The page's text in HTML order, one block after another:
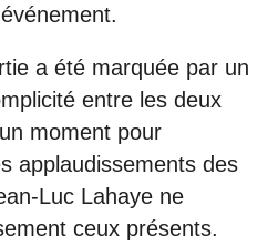
a été marquée par un
entre les deux
moment pour
applaudissements des
Luc Lahaye ne
ceux présents.